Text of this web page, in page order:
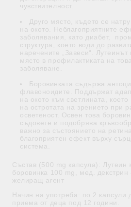
чувствителност.
Друго място, където се
на окото. Неблагоприятните
заболявания, като диабет,
структура, което води до
наречените „Завеси“.
място в профилактиката на
заболяване.
Боровинката съдържа
флавоноидите. Поддържат
на окото към светлината,
на остротата на зрението при
осветеност. Освен това
съдовете и подобрява
важно за състоянието на
благоприятен ефект върху
система.
Състав (500 mg капсула): Лутеин
боровинка 100 mg, мед.
желиращ агент
Начин на употреба: по 2 капсули
приема от деца под 12 години.